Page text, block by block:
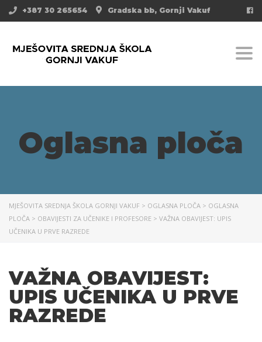
Gradska bb, Gornji Vakuf
+387 30 265654
Oglasna ploča
MJEŠOVITA SREDNJA ŠKOLA GORNJI VAKUF > OGLASNA PLOČA > OGLASNA
PLOČA > OBAVIJESTI ZA UČENIKE I PROFESORE > VAŽNA OBAVIJEST: UPIS
UČENIKA U PRVE RAZREDE
VAŽNA OBAVIJEST:
UPIS UČENIKA U PRVE
RAZREDE